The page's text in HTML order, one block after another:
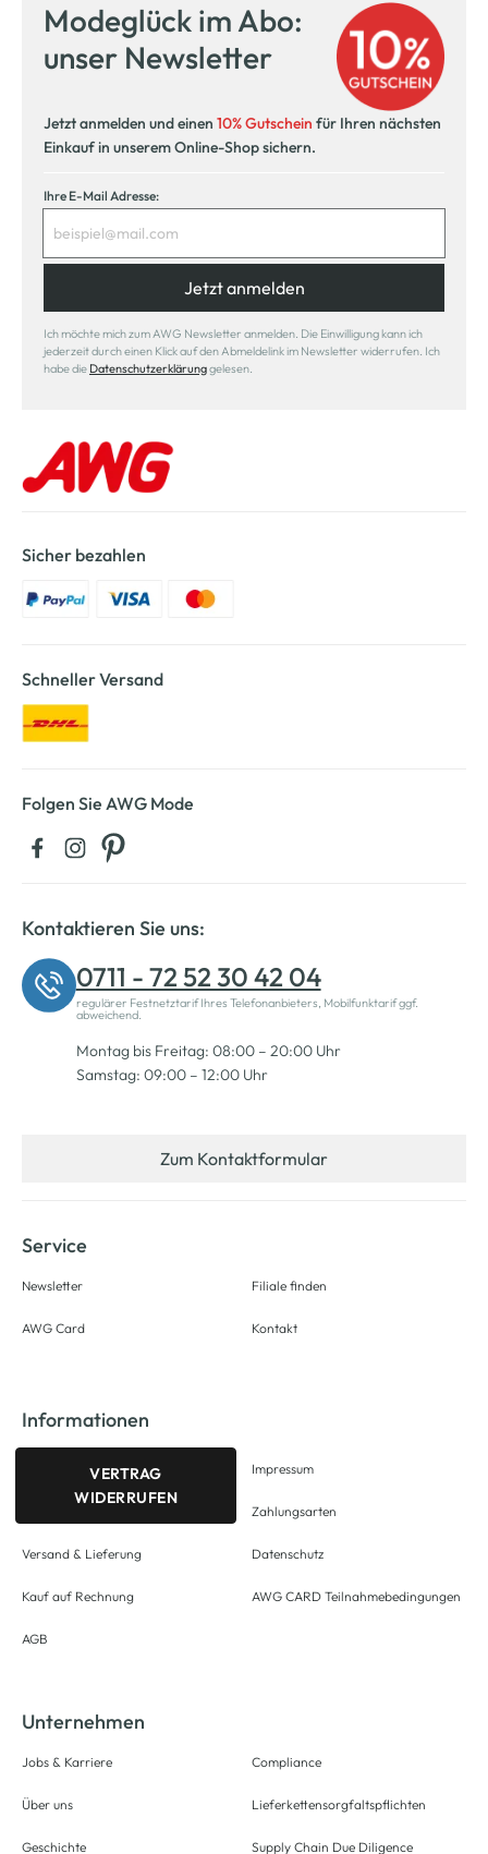
Modeglück im Abo:
unser Newsletter
Jetzt anmelden und einen 10% Gutschein für Ihren nächsten
Einkauf in unserem Online-Shop sichern.
Ihre E-Mail Adresse:
Jetzt anmelden
Ich möchte mich zum AWG Newsletter anmelden. Die Einwilligung kann ich
jederzeit durch einen Klick auf den Abmeldelink im Newsletter widerrufen. Ich
habe die Datenschutzerklärunggelesen.
Sicher bezahlen
Schneller Versand
Folgen Sie AWG Mode
Kontaktieren Sie uns:
0711 - 72 52 30 42 04
regulärer Festnetztarif Ihres Telefonanbieters, Mobilfunktarif ggf.
abweichend.
Montag bis Freitag: 08:00 – 20:00 Uhr
Samstag: 09:00 – 12:00 Uhr
Zum Kontaktformular
Service
Newsletter
AWG Card
Filiale finden
Kontakt
Informationen
VERTRAG
WIDERRUFEN
Versand & Lieferung
Kauf auf Rechnung
AGB
Impressum
Zahlungsarten
Datenschutz
AWG CARD Teilnahmebedingungen
Unternehmen
Jobs & Karriere
Über uns
Geschichte
Compliance
Lieferkettensorgfaltspflichten
Supply Chain Due Diligence